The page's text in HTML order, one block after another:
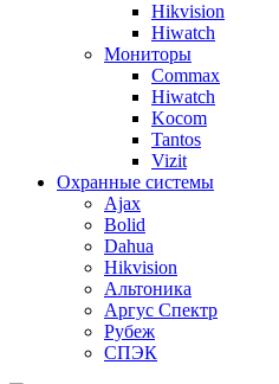
Hikvision
Hiwatch
Мониторы
Commax
Hiwatch
Kocom
Tantos
Vizit
Охранные системы
Ajax
Bolid
Dahua
Hikvision
Альтоника
Аргус Спектр
Рубеж
СПЭК